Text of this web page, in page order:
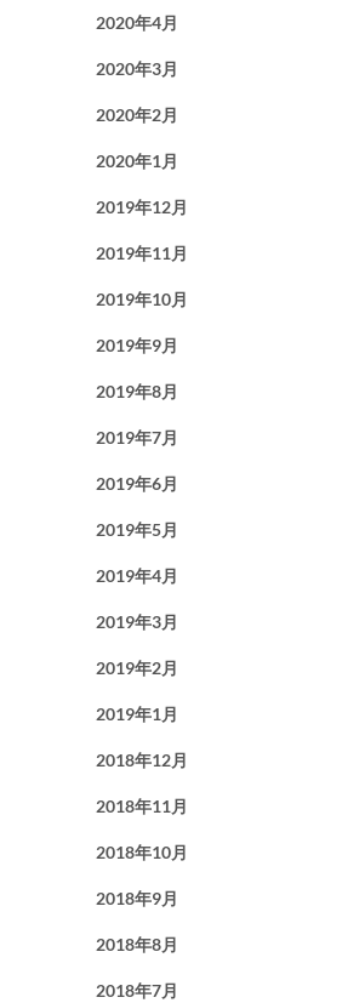
2020年4月
2020年3月
2020年2月
2020年1月
2019年12月
2019年11月
2019年10月
2019年9月
2019年8月
2019年7月
2019年6月
2019年5月
2019年4月
2019年3月
2019年2月
2019年1月
2018年12月
2018年11月
2018年10月
2018年9月
2018年8月
2018年7月